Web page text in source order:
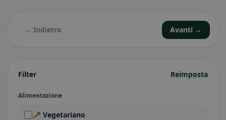
Filter Reimposta
Alimentazione
🥕 Vegetariano
← Indietro Avanti →